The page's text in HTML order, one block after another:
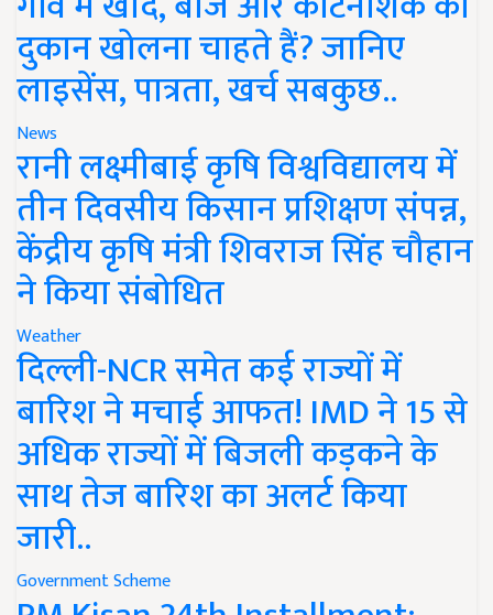
दुकान खोलना चाहते हैं? जानिए
लाइसेंस, पात्रता, खर्च सबकुछ..
News
रानी लक्ष्मीबाई कृषि विश्वविद्यालय में
तीन दिवसीय किसान प्रशिक्षण संपन्न,
केंद्रीय कृषि मंत्री शिवराज सिंह चौहान
ने किया संबोधित
Weather
दिल्ली-NCR समेत कई राज्यों में
बारिश ने मचाई आफत! IMD ने 15 से
अधिक राज्यों में बिजली कड़कने के
साथ तेज बारिश का अलर्ट किया
जारी..
Government Scheme